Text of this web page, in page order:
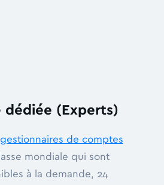
dédiée (Experts)
gestionnaires de comptes
mondiale qui sont
à la demande, 24